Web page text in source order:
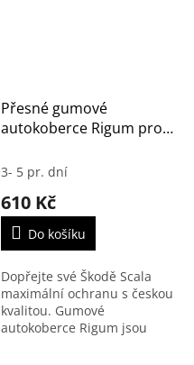
Přesné gumové
autokoberce Rigum pro
Sada 4 ks
3- 5 pr. dní
610 Kč
Do košíku
Dopřejte své Škodě Scala
maximální ochranu s českou
kvalitou. Gumové
autokoberce Rigum jsou